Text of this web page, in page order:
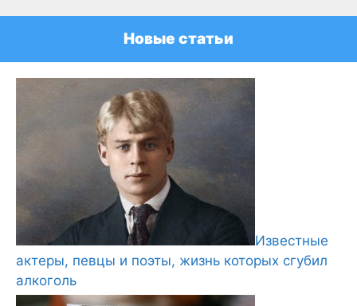
Новые статьи
Известные
актеры, певцы и поэты, жизнь которых сгубил
алкоголь